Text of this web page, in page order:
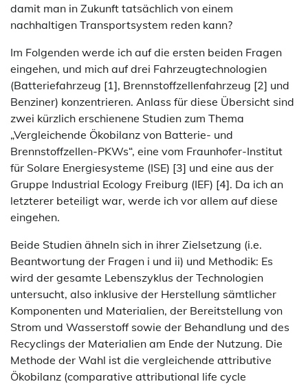
damit man in Zukunft tatsächlich von einem
nachhaltigen Transportsystem reden kann?
Im Folgenden werde ich auf die ersten beiden Fragen
eingehen, und mich auf drei Fahrzeugtechnologien
(Batteriefahrzeug [1], Brennstoffzellenfahrzeug [2] und
Benziner) konzentrieren. Anlass für diese Übersicht sind
zwei kürzlich erschienene Studien zum Thema
„Vergleichende Ökobilanz von Batterie- und
Brennstoffzellen-PKWs“, eine vom Fraunhofer-Institut
für Solare Energiesysteme (ISE) [3] und eine aus der
Gruppe Industrial Ecology Freiburg (IEF) [4]. Da ich an
letzterer beteiligt war, werde ich vor allem auf diese
eingehen.
Beide Studien ähneln sich in ihrer Zielsetzung (i.e.
Beantwortung der Fragen i und ii) und Methodik: Es
wird der gesamte Lebenszyklus der Technologien
untersucht, also inklusive der Herstellung sämtlicher
Komponenten und Materialien, der Bereitstellung von
Strom und Wasserstoff sowie der Behandlung und des
Recyclings der Materialien am Ende der Nutzung. Die
Methode der Wahl ist die vergleichende attributive
Ökobilanz (comparative attributional life cycle